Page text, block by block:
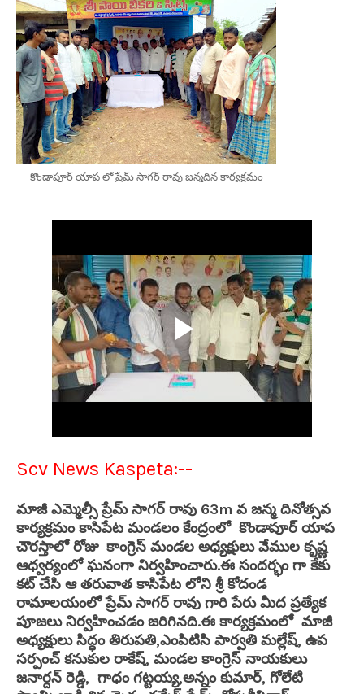
కొండాపూర్ యాప లో ప్రేమ్ సాగర్ రావు జన్మదిన కార్యక్రమం
Scv News Kaspeta:--
మాజీ ఎమ్మెల్సీ ప్రేమ్ సాగర్ రావు 63m వ జన్మ దినోత్సవ
కార్యక్రమం కాసిపేట మండలం కేంద్రంలో కొండాపూర్ యాప
చౌరస్తాలో రోజు కాంగ్రెస్ మండల అధ్యక్షులు వేముల కృష్ణ
ఆధ్వర్యంలో ఘనంగా నిర్వహించారు.ఈ సందర్భం గా కేకు
కట్ చేసి ఆ తరువాత కాసిపేట లోని శ్రీ కోదండ
రామాలయంలో ప్రేమ్ సాగర్ రావు గారి పేరు మీద ప్రత్యేక
పూజలు నిర్వహించడం జరిగినది.ఈ కార్యక్రమంలో మాజీ
అధ్యక్షులు సిద్ధం తిరుపతి,ఎంపిటిసి పార్వతి మల్లేష్, ఉప
సర్పంచ్ కనుకుల రాకేష్, మండల కాంగ్రెస్ నాయకులు
జనార్దన్ రెడ్డి, గాధం గట్టయ్య,అన్నం కుమార్, గోలేటి